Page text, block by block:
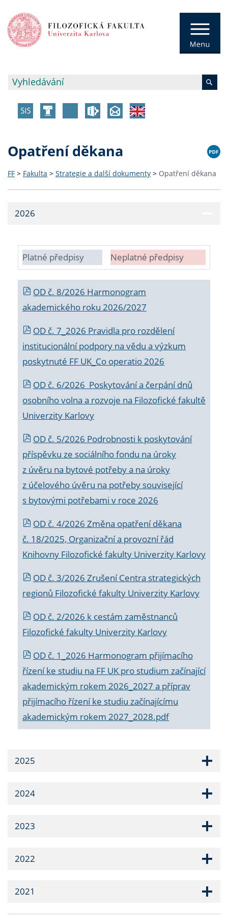
Opatření děkana
FF > Fakulta > Strategie a další dokumenty > Opatření děkana
2026
Platné předpisy Neplatné předpisy
OD č. 8/2026 Harmonogram
akademického roku 2026/2027
OD č. 7_2026 Pravidla pro rozdělení
institucionální podpory na vědu a výzkum
poskytnuté FF UK_Co operatio 2026
OD č. 6/2026 Poskytování a čerpání dnů
osobního volna a rozvoje na Filozofické fakultě
Univerzity Karlovy
OD č. 5/2026 Podrobnosti k poskytování
příspěvku ze sociálního fondu na úroky
z úvěru na bytové potřeby a na úroky
z účelového úvěru na potřeby související
s bytovými potřebami v roce 2026
OD č. 4/2026 Změna opatření děkana
č. 18/2025, Organizační a provozní řád
Knihovny Filozofické fakulty Univerzity Karlovy
OD č. 3/2026 Zrušení Centra strategických
regionů Filozofické fakulty Univerzity Karlovy
OD č. 2/2026 k cestám zaměstnanců
Filozofické fakulty Univerzity Karlovy
OD č. 1_2026 Harmonogram přijímacího
řízení ke studiu na FF UK pro studium začínající
akademickým rokem 2026_2027 a příprav
přijímacího řízení ke studiu začínajícímu
akademickým rokem 2027_2028.pdf
2025
2024
2023
2022
2021